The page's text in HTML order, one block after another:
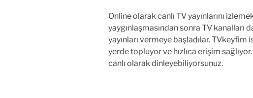
Online olarak canlı TV yayınlarını
yaygınlaşmasından sonra TV kanalları
yayınları vermeye başladılar. TVkeyfim
yerde topluyor ve hızlıca erişim
canlı olarak dinleyebiliyorsunuz.